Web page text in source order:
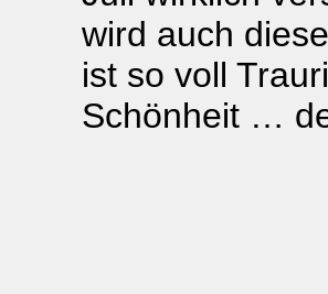
wird auch
ist so voll
Schönheit …